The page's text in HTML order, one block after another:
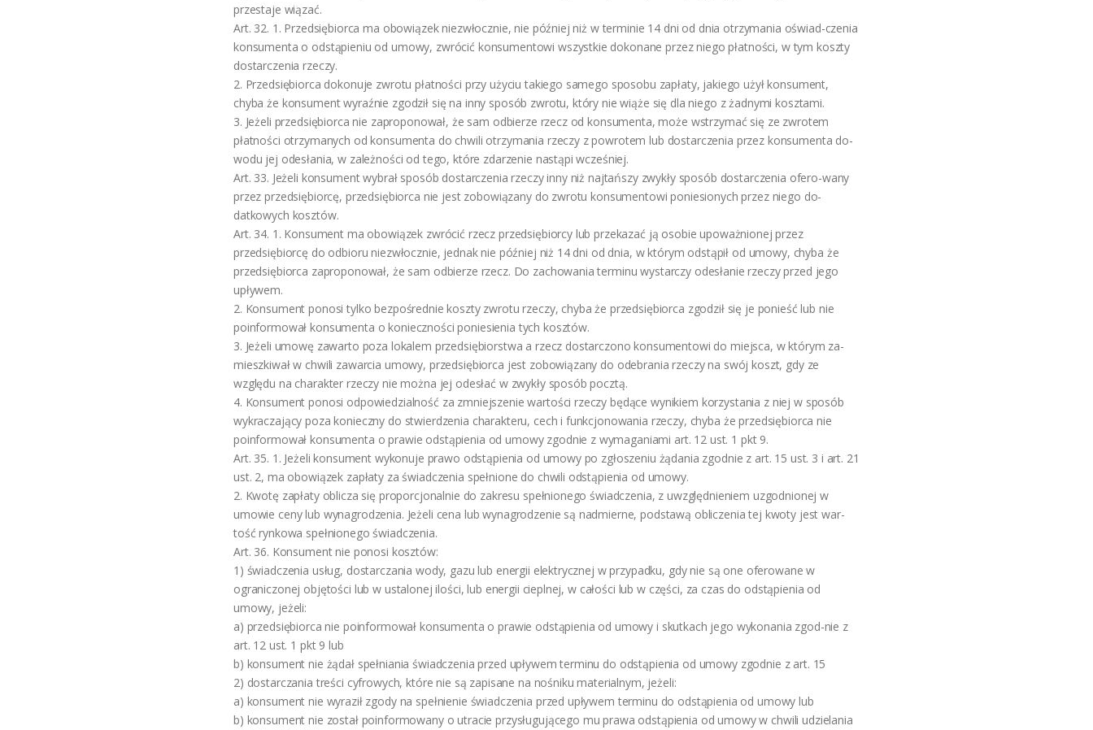
przestaje wiązać.
Art. 32. 1. Przedsiębiorca ma obowiązek niezwłocznie, nie później niż w terminie 14 dni od dnia otrzymania oświad-czenia
konsumenta o odstąpieniu od umowy, zwrócić konsumentowi wszystkie dokonane przez niego płatności, w tym koszty
dostarczenia rzeczy.
2. Przedsiębiorca dokonuje zwrotu płatności przy użyciu takiego samego sposobu zapłaty, jakiego użył konsument,
chyba że konsument wyraźnie zgodził się na inny sposób zwrotu, który nie wiąże się dla niego z żadnymi kosztami.
3. Jeżeli przedsiębiorca nie zaproponował, że sam odbierze rzecz od konsumenta, może wstrzymać się ze zwrotem
płatności otrzymanych od konsumenta do chwili otrzymania rzeczy z powrotem lub dostarczenia przez konsumenta do-
wodu jej odesłania, w zależności od tego, które zdarzenie nastąpi wcześniej.
Art. 33. Jeżeli konsument wybrał sposób dostarczenia rzeczy inny niż najtańszy zwykły sposób dostarczenia ofero-wany
przez przedsiębiorcę, przedsiębiorca nie jest zobowiązany do zwrotu konsumentowi poniesionych przez niego do-
datkowych kosztów.
Art. 34. 1. Konsument ma obowiązek zwrócić rzecz przedsiębiorcy lub przekazać ją osobie upoważnionej przez
przedsiębiorcę do odbioru niezwłocznie, jednak nie później niż 14 dni od dnia, w którym odstąpił od umowy, chyba że
przedsiębiorca zaproponował, że sam odbierze rzecz. Do zachowania terminu wystarczy odesłanie rzeczy przed jego
upływem.
2. Konsument ponosi tylko bezpośrednie koszty zwrotu rzeczy, chyba że przedsiębiorca zgodził się je ponieść lub nie
poinformował konsumenta o konieczności poniesienia tych kosztów.
3. Jeżeli umowę zawarto poza lokalem przedsiębiorstwa a rzecz dostarczono konsumentowi do miejsca, w którym za-
mieszkiwał w chwili zawarcia umowy, przedsiębiorca jest zobowiązany do odebrania rzeczy na swój koszt, gdy ze
względu na charakter rzeczy nie można jej odesłać w zwykły sposób pocztą.
4. Konsument ponosi odpowiedzialność za zmniejszenie wartości rzeczy będące wynikiem korzystania z niej w sposób
wykraczający poza konieczny do stwierdzenia charakteru, cech i funkcjonowania rzeczy, chyba że przedsiębiorca nie
poinformował konsumenta o prawie odstąpienia od umowy zgodnie z wymaganiami art. 12 ust. 1 pkt 9.
Art. 35. 1. Jeżeli konsument wykonuje prawo odstąpienia od umowy po zgłoszeniu żądania zgodnie z art. 15 ust. 3 i art. 21
ust. 2, ma obowiązek zapłaty za świadczenia spełnione do chwili odstąpienia od umowy.
2. Kwotę zapłaty oblicza się proporcjonalnie do zakresu spełnionego świadczenia, z uwzględnieniem uzgodnionej w
umowie ceny lub wynagrodzenia. Jeżeli cena lub wynagrodzenie są nadmierne, podstawą obliczenia tej kwoty jest war-
tość rynkowa spełnionego świadczenia.
Art. 36. Konsument nie ponosi kosztów:
1) świadczenia usług, dostarczania wody, gazu lub energii elektrycznej w przypadku, gdy nie są one oferowane w
ograniczonej objętości lub w ustalonej ilości, lub energii cieplnej, w całości lub w części, za czas do odstąpienia od
umowy, jeżeli:
a) przedsiębiorca nie poinformował konsumenta o prawie odstąpienia od umowy i skutkach jego wykonania zgod-nie z
art. 12 ust. 1 pkt 9 lub
b) konsument nie żądał spełniania świadczenia przed upływem terminu do odstąpienia od umowy zgodnie z art. 15
2) dostarczania treści cyfrowych, które nie są zapisane na nośniku materialnym, jeżeli:
a) konsument nie wyraził zgody na spełnienie świadczenia przed upływem terminu do odstąpienia od umowy lub
b) konsument nie został poinformowany o utracie przysługującego mu prawa odstąpienia od umowy w chwili udzielania